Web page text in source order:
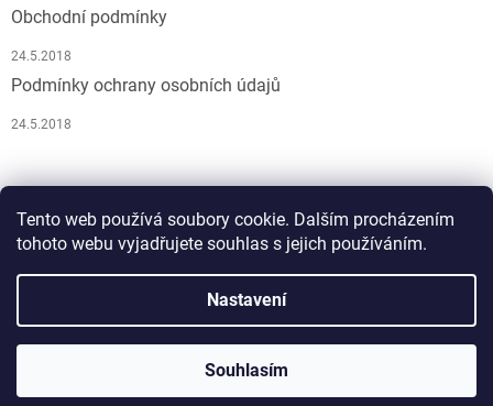
Tento web používá soubory cookie. Dalším procházením
tohoto webu vyjadřujete souhlas s jejich používáním.
Nastavení
Souhlasím
Obchodní podmínky
24.5.2018
Podmínky ochrany osobních údajů
24.5.2018
Vytvořil Shoptet
Atelier JM Lesov. Všechna práva vyhrazena.